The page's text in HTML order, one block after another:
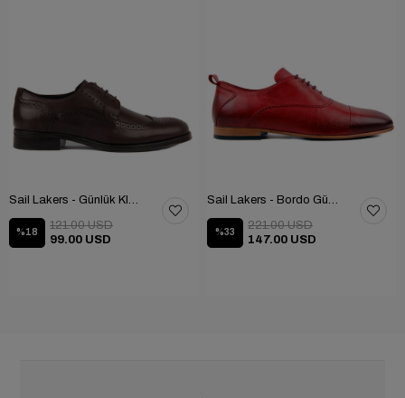
%18
99.00 USD
121.00 USD
%33
147.00 USD
221.00 USD